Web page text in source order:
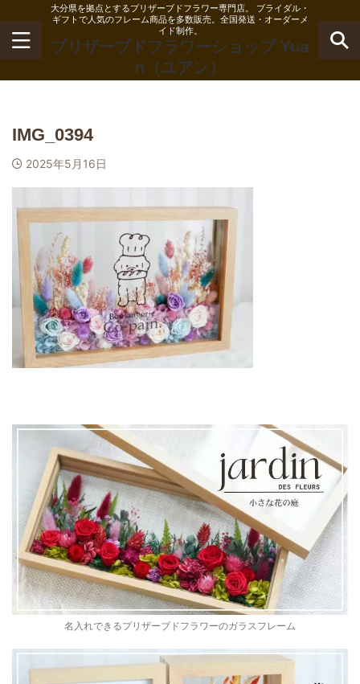
大分県を拠点とするプリザーブドフラワー専門店。 ブライダル・
ギフトで人気のフレーム商品を多数販売。全国発送・オーダーメ
イド制作。
プリザーブドフラワーショップ Yua
n（ユアン）
IMG_0394
2025年5月16日
名入れできるプリザーブドフラワーのガラスフレーム